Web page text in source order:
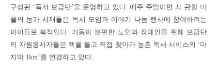
구성된 ‘독서 보급단’을 운영하고 있다. 매주 주말이면 시 관할 마
을의 농가 서재들은 독서 모임과 이야기 나눔 행사에 참여하려는
아이들로 북적인다. 거동이 불편한 노인과 장애인을 위해 보급단
의 자원봉사자들은 책을 들고 직접 찾아가 농촌 독서 서비스의 ‘마
지막 1km’를 연결하고 있다.